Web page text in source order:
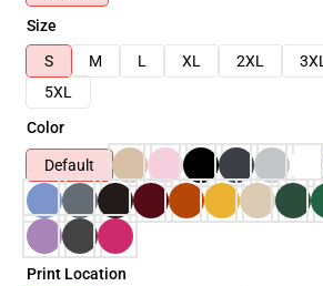
Size
S
M L XL 2XL 3XL
5XL
Color
Default
Print Location